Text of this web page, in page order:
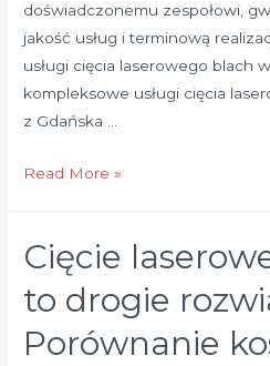
doświadczonemu zespołowi,
jakość usług i terminową
usługi cięcia laserowego blach
kompleksowe usługi cięcia
z Gdańska …
Cięcie
–
cięcie
blach
Read More »
Cięcie
to drogie
Porównanie